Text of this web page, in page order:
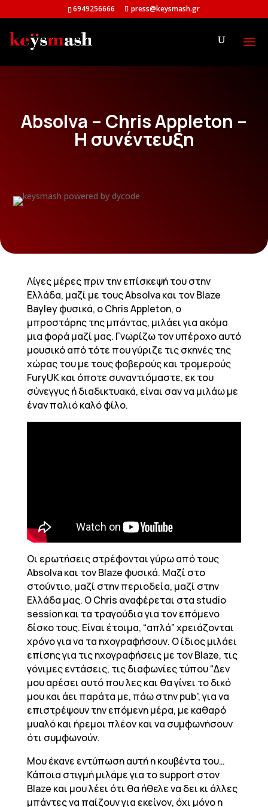
6949256666 press@keysmash.gr
Absolva – Chris Appleton –
H συνέντευξη
Λίγες μέρες πριν την επίσκεψή του στην
Ελλάδα, μαζί με τους Absolva και τον Blaze
Bayley φυσικά, ο Chris Appleton, ο
μπροστάρης της μπάντας, μιλάει για ακόμα
μια φορά μαζί μας. Γνωρίζω τον υπέροχο αυτό
μουσικό από τότε που γύριζε τις σκηνές της
χώρας του με τους φοβερούς και τρομερούς
FuryUK και όποτε συναντιόμαστε, εκ του
σύνεγγυς ή διαδικτυακά, είναι σαν να μιλάω με
έναν παλιό καλό φίλο.
Οι ερωτήσεις στρέφονται γύρω από τους
Absolva και τον Blaze φυσικά. Μαζί στο
στούντιο, μαζί στην περιοδεία, μαζί στην
Ελλάδα μας. Ο Chris αναφέρεται στα studio
session και τα τραγούδια για τον επόμενο
δίσκο τους. Είναι έτοιμα, “απλά” χρειάζονται
χρόνο για να τα ηχογραφήσουν. Ο ίδιος μιλάει
επίσης για τις ηχογραφήσεις με τον Blaze, τις
γόνιμες εντάσεις, τις διαφωνίες τύπου “Δεν
μου αρέσει αυτό που λες και θα γίνει το δικό
μου και άει παράτα με, πάω στην pub”, για να
επιστρέψουν την επόμενη μέρα, με καθαρό
μυαλό και ήρεμοι πλέον και να συμφωνήσουν
ότι συμφωνούν.
Μου έκανε εντύπωση αυτή η κουβέντα του…
Κάποια στιγμή μιλάμε για το support στον
Blaze και μου λέει ότι θα ήθελε να δει κι άλλες
μπάντες να παίζουν για εκείνον, όχι μόνο η